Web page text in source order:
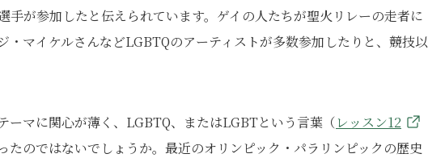
手が参加したと伝えられています。ゲイの人たちが聖火リレーの走者に
・マイケルさんなどLGBTQのアーティストが多数参加したりと、競技以
ーマに関心が薄く、LGBTQ、またはLGBTという言葉（レッスン12
のではないでしょうか。最近のオリンピック・パラリンピックの歴史